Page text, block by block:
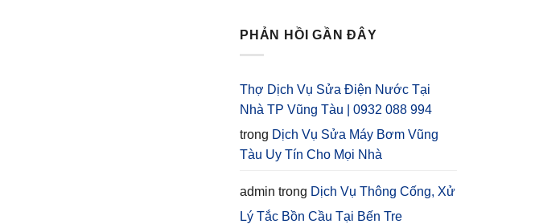
PHẢN HỒI GẦN ĐÂY
Thợ Dịch Vụ Sửa Điện Nước Tại
Nhà TP Vũng Tàu | 0932 088 994
trong Dịch Vụ Sửa Máy Bơm Vũng
Tàu Uy Tín Cho Mọi Nhà
admin trong Dịch Vụ Thông Cống, Xử
Lý Tắc Bồn Cầu Tại Bến Tre